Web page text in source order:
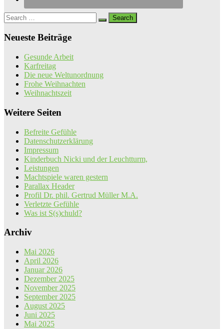
Search
for:
Neueste Beiträge
Gesunde Arbeit
Karfreitag
Die neue Weltunordnung
Frohe Weihnachten
Weihnachtszeit
Weitere Seiten
Befreite Gefühle
Datenschutzerklärung
Impressum
Kinderbuch Nicki und der Leuchtturm,
Leistungen
Machtspiele waren gestern
Parallax Header
Profil Dr. phil. Gertrud Müller M.A.
Verletzte Gefühle
Was ist S(s)chuld?
Archiv
Mai 2026
April 2026
Januar 2026
Dezember 2025
November 2025
September 2025
August 2025
Juni 2025
Mai 2025